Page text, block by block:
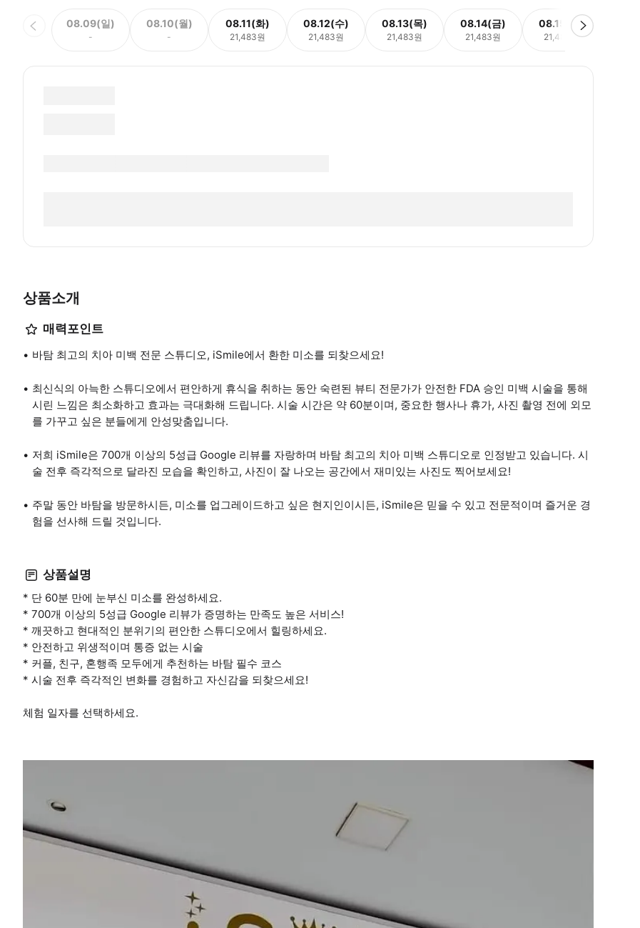
08.09(일)
-
08.10(월)
-
08.11(화)
21,483원
08.12(수)
21,483원
08.13(목)
21,483원
08.14(금)
21,483원
08.15(토)
21,483원
상품소개
매력포인트
바탐 최고의 치아 미백 전문 스튜디오, iSmile에서 환한 미소를 되찾으세요!
최신식의 아늑한 스튜디오에서 편안하게 휴식을 취하는 동안 숙련된 뷰티 전문가가 안전한 FDA 승인 미백 시술을 통해
시린 느낌은 최소화하고 효과는 극대화해 드립니다. 시술 시간은 약 60분이며, 중요한 행사나 휴가, 사진 촬영 전에 외모
를 가꾸고 싶은 분들에게 안성맞춤입니다.
저희 iSmile은 700개 이상의 5성급 Google 리뷰를 자랑하며 바탐 최고의 치아 미백 스튜디오로 인정받고 있습니다. 시
술 전후 즉각적으로 달라진 모습을 확인하고, 사진이 잘 나오는 공간에서 재미있는 사진도 찍어보세요!
주말 동안 바탐을 방문하시든, 미소를 업그레이드하고 싶은 현지인이시든, iSmile은 믿을 수 있고 전문적이며 즐거운 경
험을 선사해 드릴 것입니다.
상품설명
* 단 60분 만에 눈부신 미소를 완성하세요.
* 700개 이상의 5성급 Google 리뷰가 증명하는 만족도 높은 서비스!
* 깨끗하고 현대적인 분위기의 편안한 스튜디오에서 힐링하세요.
* 안전하고 위생적이며 통증 없는 시술
* 커플, 친구, 혼행족 모두에게 추천하는 바탐 필수 코스
* 시술 전후 즉각적인 변화를 경험하고 자신감을 되찾으세요!
체험 일자를 선택하세요.